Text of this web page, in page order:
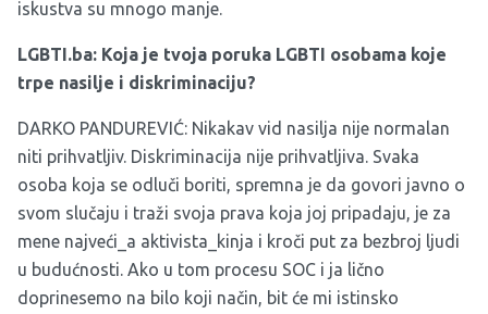
iskustva su mnogo manje.
LGBTI.ba: Koja je tvoja poruka LGBTI osobama koje
trpe nasilje i diskriminaciju?
DARKO PANDUREVIĆ: Nikakav vid nasilja nije normalan
niti prihvatljiv. Diskriminacija nije prihvatljiva. Svaka
osoba koja se odluči boriti, spremna je da govori javno o
svom slučaju i traži svoja prava koja joj pripadaju, je za
mene najveći_a aktivista_kinja i kroči put za bezbroj ljudi
u budućnosti. Ako u tom procesu SOC i ja lično
doprinesemo na bilo koji način, bit će mi istinsko